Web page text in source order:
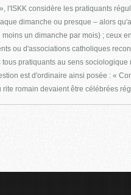
l'ISKK considère les pratiquants
dimanche ou presque – alors
moins un dimanche par mois) ; ceux
ou d'associations catholiques
tous pratiquants au sens sociologique
est d'ordinaire ainsi posée : «
rite romain devaient être célébrées